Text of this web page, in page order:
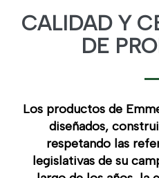
CALIDAD Y
DE
Los productos de
diseñados,
respetando las
legislativas de su